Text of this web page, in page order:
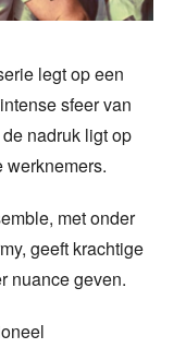
legt op een
sfeer van
nadruk ligt op
werknemers.
met onder
geeft krachtige
nuance geven.